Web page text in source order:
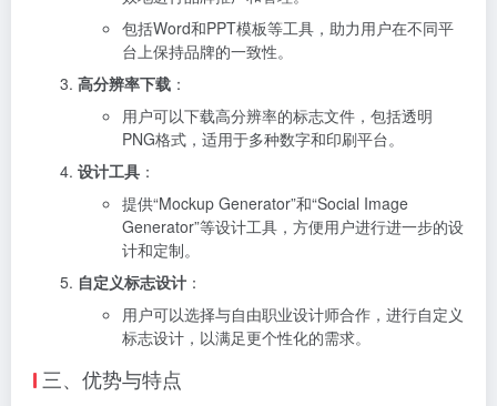
包括Word和PPT模板等工具，助力用户在不同平
台上保持品牌的一致性。
高分辨率下载 ：
用户可以下载高分辨率的标志文件，包括透明
PNG格式，适用于多种数字和印刷平台。
设计工具 ：
提供“Mockup Generator”和“Social Image
Generator”等设计工具，方便用户进行进一步的设
计和定制。
自定义标志设计 ：
用户可以选择与自由职业设计师合作，进行自定义
标志设计，以满足更个性化的需求。
三、优势与特点